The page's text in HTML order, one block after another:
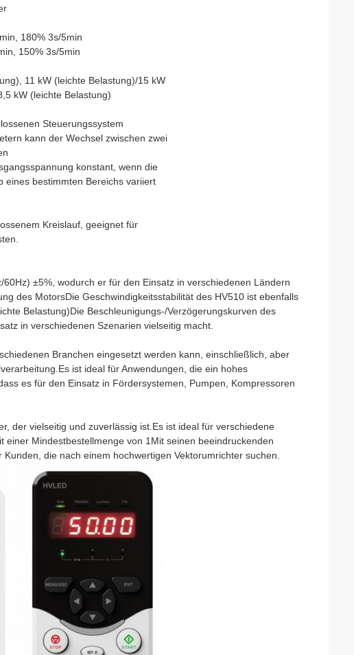
180% 3s/5min
150% 3s/5min
11 kW (leichte Belastung)/15 kW
kW (leichte Belastung)
Steuerungssystem
kann der Wechsel zwischen zwei
konstant, wenn die
eines bestimmten Bereichs variiert
Kreislauf, geeignet für
±5%, wodurch er für den Einsatz in verschiedenen Ländern
des MotorsDie Geschwindigkeitsstabilität des HV510 ist ebenfalls
Belastung)Die Beschleunigungs-/Verzögerungskurven des
in verschiedenen Szenarien vielseitig macht.
Branchen eingesetzt werden kann, einschließlich, aber
ist ideal für Anwendungen, die ein hohes
es für den Einsatz in Fördersystemen, Pumpen, Kompressoren
der vielseitig und zuverlässig ist.Es ist ideal für verschiedene
Mindestbestellmenge von 1Mit seinen beeindruckenden
die nach einem hochwertigen Vektorumrichter suchen.